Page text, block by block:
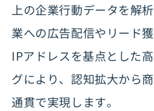
上の企業行動データを解
業への広告配信やリード
IPアドレスを基点とした
グにより、認知拡大から
通貫で実現します。